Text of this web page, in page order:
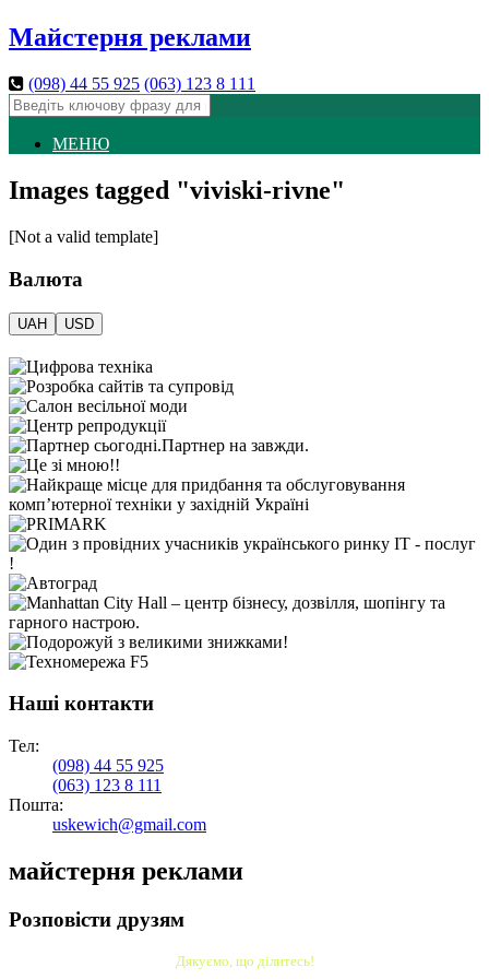
Майстерня реклами
(098) 44 55 925 (063) 123 8 111
МЕНЮ
Images tagged "viviski-rivne"
[Not a valid template]
Валюта
Наші контакти
Тел:
(098) 44 55 925
(063) 123 8 111
Пошта:
uskewich@gmail.com
майстерня реклами
Розповісти друзям
Дякуємо, що ділитесь!